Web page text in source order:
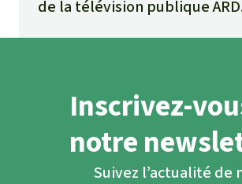
de la télévision publique
Inscrivez-
notre
Suivez l’actualité de